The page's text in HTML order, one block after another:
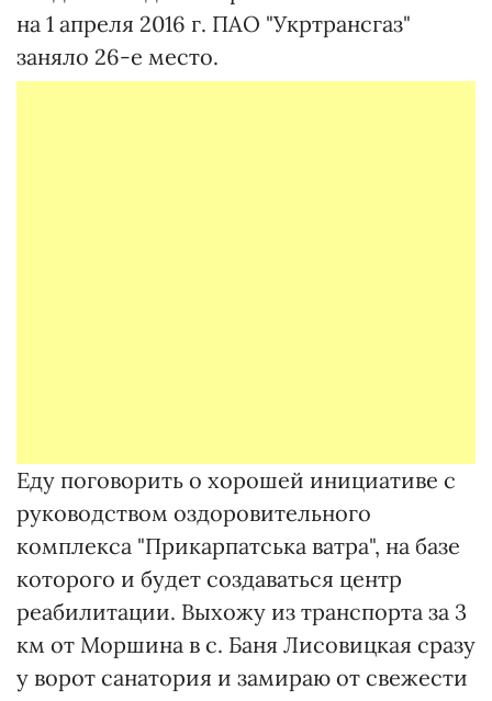
на 1 апреля 2016 г. ПАО "Укртрансгаз"
заняло 26-е место.
Еду поговорить о хорошей инициативе с
руководством оздоровительного
комплекса "Прикарпатська ватра", на базе
которого и будет создаваться центр
реабилитации. Выхожу из транспорта за 3
км от Моршина в с. Баня Лисовицкая сразу
у ворот санатория и замираю от свежести